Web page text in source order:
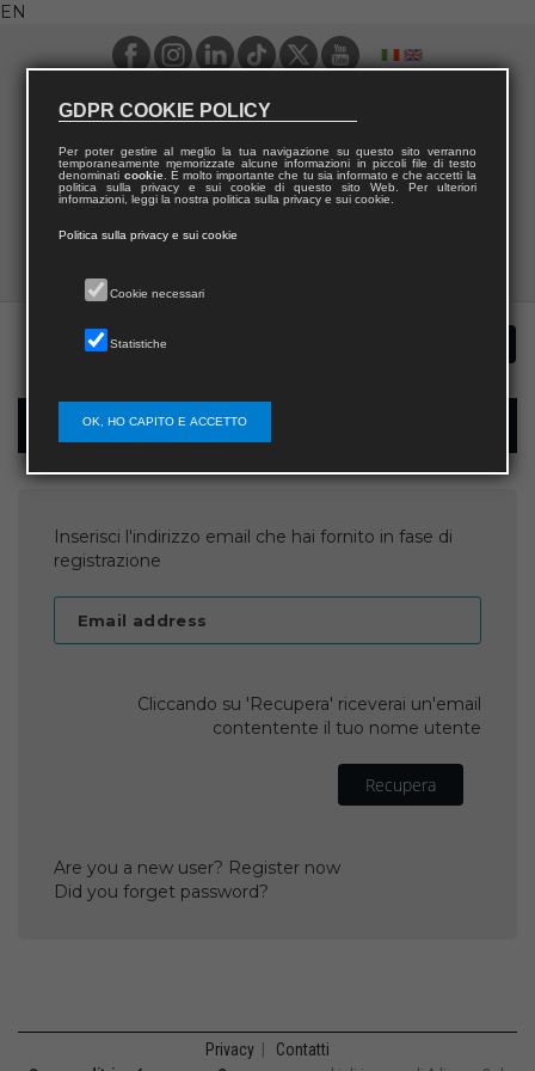
EN
Username recovery
Inserisci l'indirizzo email che hai fornito in fase di
registrazione
Email address
Cliccando su 'Recupera' riceverai un'email
contentente il tuo nome utente
Recupera
Are you a new user? Register now
Did you forget password?
Privacy Contatti
GDPR COOKIE POLICY
Per poter gestire al meglio la tua navigazione su questo sito verranno
temporaneamente memorizzate alcune informazioni in piccoli file di testo
denominati cookie. È molto importante che tu sia informato e che accetti la
politica sulla privacy e sui cookie di questo sito Web. Per ulteriori
informazioni, leggi la nostra politica sulla privacy e sui cookie.
Politica sulla privacy e sui cookie
Cookie necessari
Statistiche
OK, HO CAPITO E ACCETTO